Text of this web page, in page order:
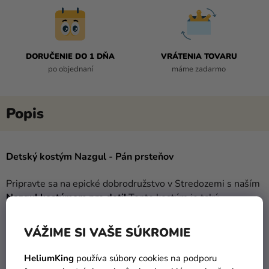
VÁŽIME SI VAŠE SÚKROMIE
HeliumKing používa súbory cookies na podporu
DORUČENIE DO 1 DŇA
po objednaní
VRÁTENIA TOVARU
máme zadarmo
Detský kostým Nazgul - Pán prsteňov
Pripravte sa na epické dobrodružstvo v Stredozemi s naším
Nazgul kostýmom pre deti!Tento kostým je taký
všetko len hra!
Kostým obsahuje: